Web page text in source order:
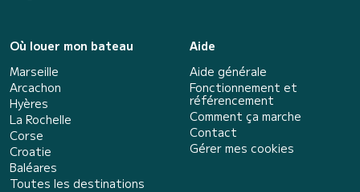
Où louer mon bateau
Marseille
Arcachon
Hyères
La Rochelle
Corse
Croatie
Baléares
Toutes les destinations
Aide
Aide générale
Fonctionnement et
référencement
Comment ça marche
Contact
Gérer mes cookies